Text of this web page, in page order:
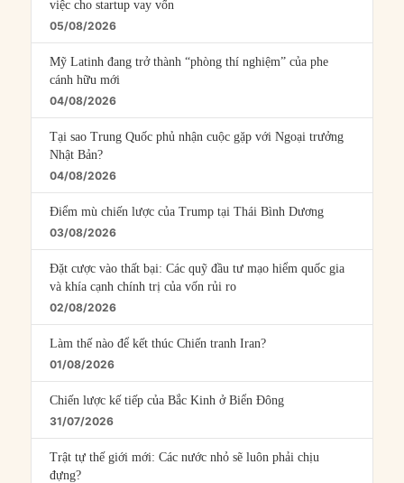
việc cho startup vay vốn
05/08/2026
Mỹ Latinh đang trở thành “phòng thí nghiệm” của phe
cánh hữu mới
04/08/2026
Tại sao Trung Quốc phủ nhận cuộc gặp với Ngoại trưởng
Nhật Bản?
04/08/2026
Điểm mù chiến lược của Trump tại Thái Bình Dương
03/08/2026
Đặt cược vào thất bại: Các quỹ đầu tư mạo hiểm quốc gia
và khía cạnh chính trị của vốn rủi ro
02/08/2026
Làm thế nào để kết thúc Chiến tranh Iran?
01/08/2026
Chiến lược kế tiếp của Bắc Kinh ở Biển Đông
31/07/2026
Trật tự thế giới mới: Các nước nhỏ sẽ luôn phải chịu
đựng?